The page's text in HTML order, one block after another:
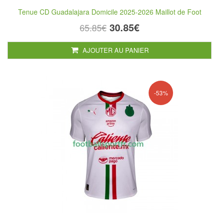
Tenue CD Guadalajara Domicile 2025-2026 Maillot de Foot
65.85€ 30.85€
AJOUTER AU PANIER
-53%